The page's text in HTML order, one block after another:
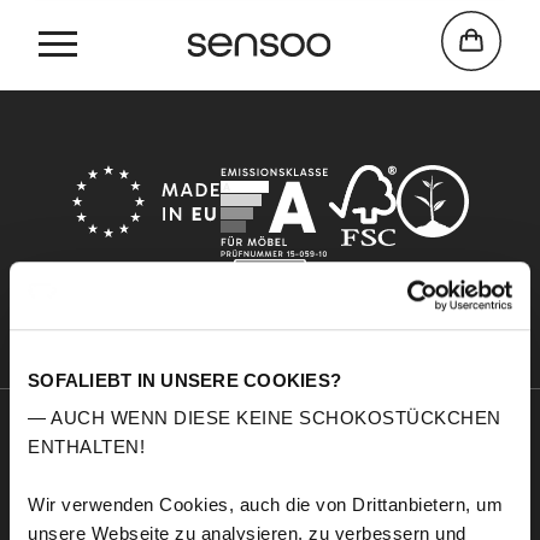
SOFALIEBT IN UNSERE COOKIES?
— AUCH WENN DIESE KEINE SCHOKOSTÜCKCHEN
ENTHALTEN!
Wir verwenden Cookies, auch die von Drittanbietern, um
unsere Webseite zu analysieren, zu verbessern und
Home
Sensoo
A propos de nous
Service
Échantillons de tissus